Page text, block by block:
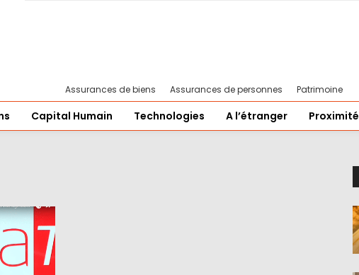
Assurances de biens Assurances de personnes Patrimoine
Capital Humain Technologies A l’étranger Proximité